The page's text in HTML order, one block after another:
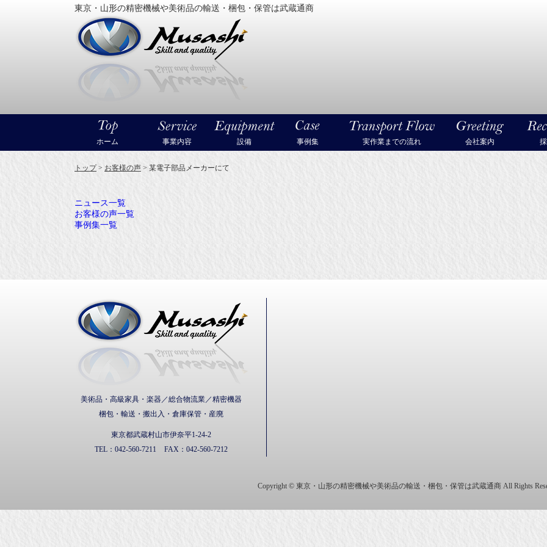
東京・山形の精密機械や美術品の輸送・梱包・保管は武蔵通商
ホーム 事業内容 設備 事例集 実作業までの流れ 会社案内
トップ> お客様の声 > 某電子部品メーカーにて
ニュース一覧
お客様の声一覧
事例集一覧
美術品・高級家具・楽器／総合物流業／精密機器
梱包・輸送・搬出入・倉庫保管・産廃
東京都武蔵村山市伊奈平1-24-2
TEL： 042-560-7211 FAX： 042-560-7212
Copyright © 東京・山形の精密機械や美術品の輸送・梱包・保管は武蔵通商 All Rights